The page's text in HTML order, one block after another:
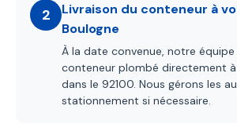
2
Livraison du conteneur à
Boulogne
À la date convenue, notre équipe
conteneur plombé directement
dans le 92100. Nous gérons les
stationnement si nécessaire.